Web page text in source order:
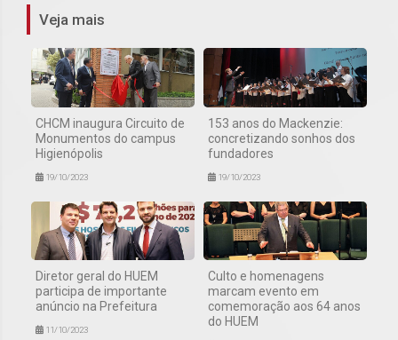
Veja mais
CHCM inaugura Circuito de
Monumentos do campus
Higienópolis
19/10/2023
153 anos do Mackenzie:
concretizando sonhos dos
fundadores
19/10/2023
Diretor geral do HUEM
participa de importante
anúncio na Prefeitura
11/10/2023
Culto e homenagens
marcam evento em
comemoração aos 64 anos
do HUEM